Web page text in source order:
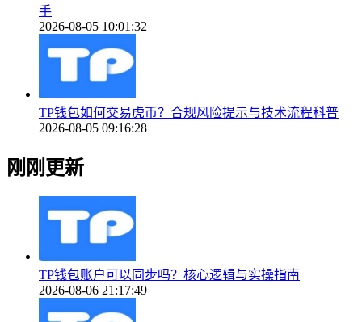
手
2026-08-05 10:01:32
TP钱包如何交易虎币？合规风险提示与技术流程科普
2026-08-05 09:16:28
刚刚更新
TP钱包账户可以同步吗？核心逻辑与实操指南
2026-08-06 21:17:49